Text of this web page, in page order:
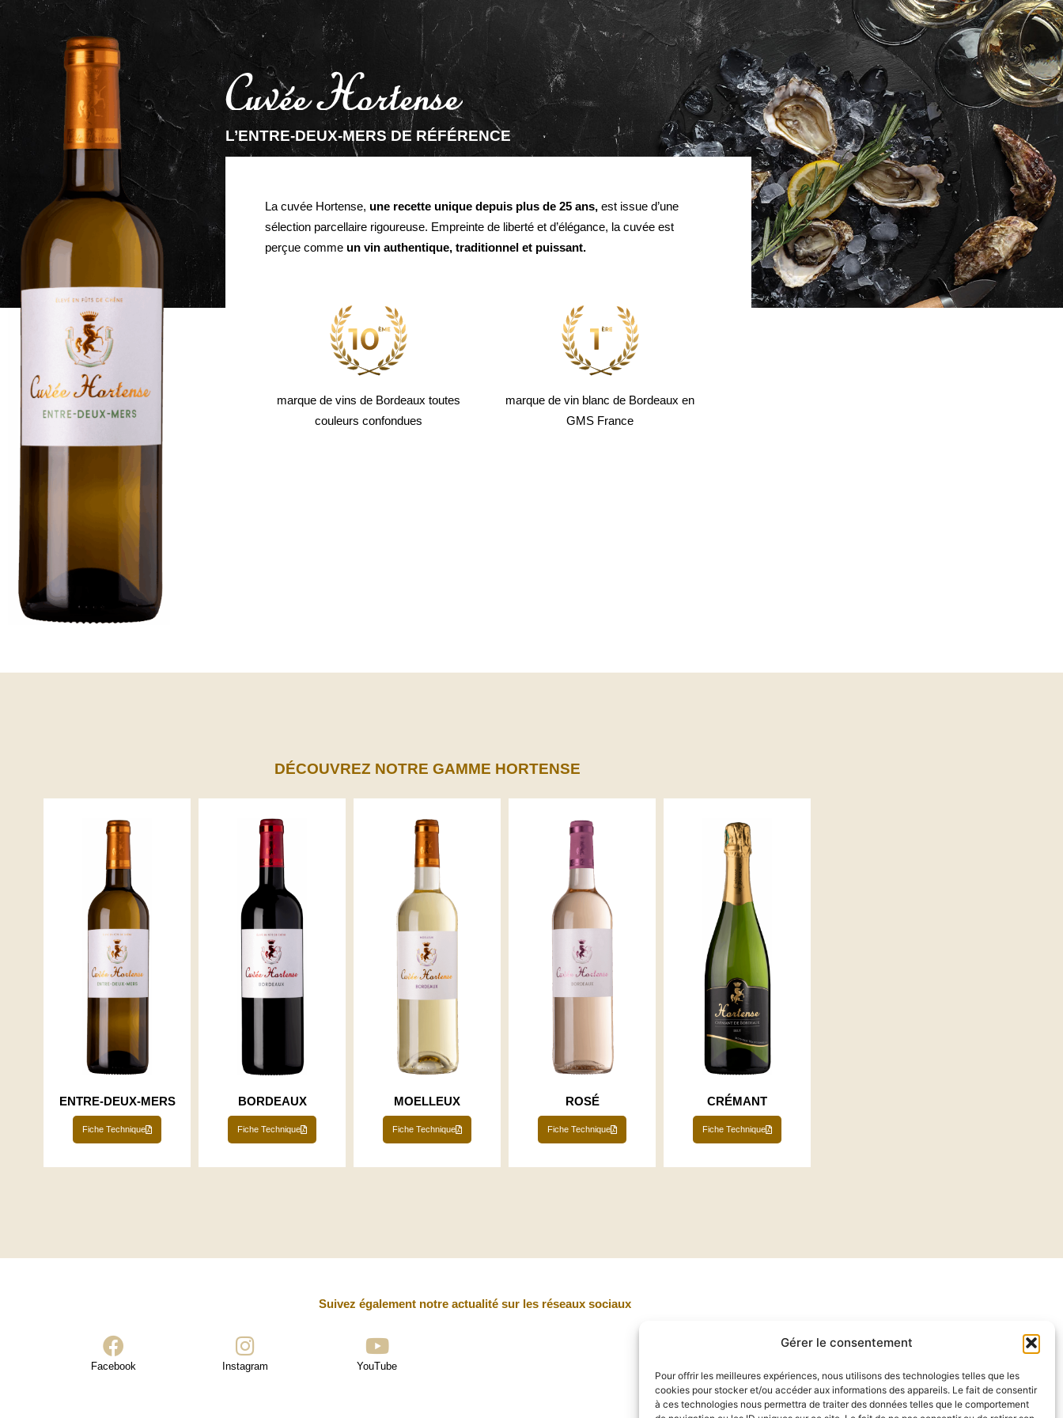
Gérer le consentement
Pour offrir les meilleures expériences, nous utilisons des technologies telles que les
cookies pour stocker et/ou accéder aux informations des appareils. Le fait de consentir
à ces technologies nous permettra de traiter des données telles que le comportement
Aller
L’ENTRE-DEUX-MERS DE RÉFÉRENCE
La cuvée Hortense, une recette unique depuis plus de 25 ans, est issue d’une
sélection parcellaire rigoureuse. Empreinte de liberté et d’élégance, la cuvée est
perçue comme un vin authentique, traditionnel et puissant.
marque de vins de Bordeaux toutes
couleurs confondues
marque de vin blanc de Bordeaux en
GMS France
DÉCOUVREZ NOTRE GAMME HORTENSE
ENTRE-DEUX-MERS
Fiche Technique
BORDEAUX
Fiche Technique
MOELLEUX
Fiche Technique
ROSÉ
Fiche Technique
CRÉMANT
Fiche Technique
Suivez également notre actualité sur les réseaux sociaux
Facebook Instagram YouTube